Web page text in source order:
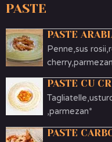
PASTE
PASTE
Penne,sus
PASTE CU
,parmezan*
PASTE